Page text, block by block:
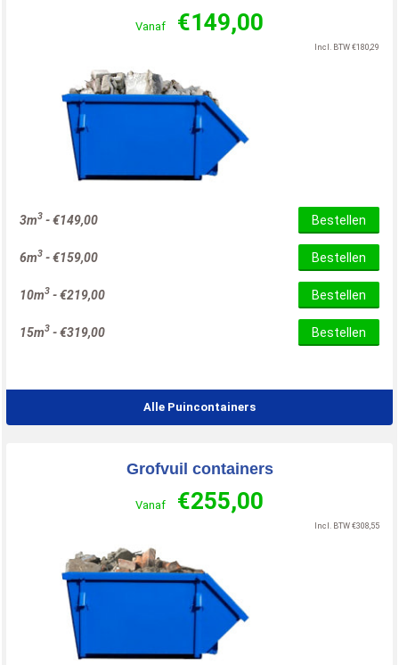
Vanaf €149,00
Incl. BTW €180,29
3m3 -€149,00 Bestellen
6m3 -€159,00 Bestellen
10m3 -€219,00 Bestellen
15m3 -€319,00 Bestellen
Alle Puincontainers
Grofvuil containers
Vanaf €255,00
Incl. BTW €308,55